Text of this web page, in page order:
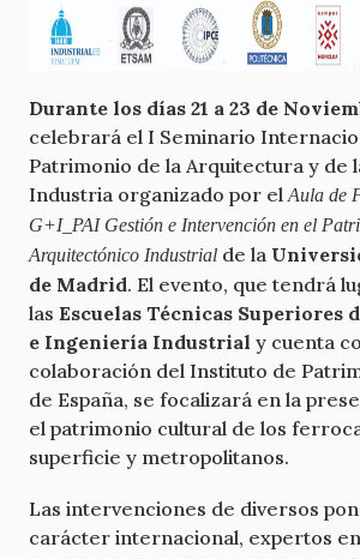
Durante los días 21 a 23 de
celebrará el I Seminario
Patrimonio de la Arquitectura y de
Industria organizado por elAula de
G+I_PAI Gestión e Intervención en el
Arquitectónico Industrial de la
de Madrid. El evento, que tendrá
las Escuelas Técnicas Superiores
e Ingeniería Industrial y cuenta
colaboración del Instituto de
de España, se focalizará en la
el patrimonio cultural de los
superficie y metropolitanos.
Las intervenciones de diversos
carácter internacional, expertos